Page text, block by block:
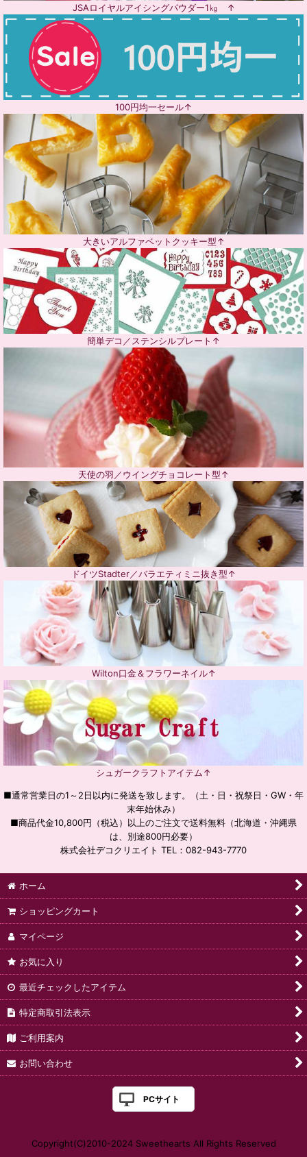
JSAロイヤルアイシングパウダー1㎏ ↑
100円均一セール↑
大きいアルファベットクッキー型↑
簡単デコ／ステンシルプレート↑
天使の羽／ウイングチョコレート型↑
ドイツStadter／バラエティミニ抜き型↑
Wilton口金＆フラワーネイル↑
シュガークラフトアイテム↑
■通常営業日の1～2日以内に発送を致します。（土・日・祝祭日・GW・年
末年始休み）
■商品代金10,800円（税込）以上のご注文で送料無料（北海道・沖縄県
は、別途800円必要）
株式会社デコクリエイト TEL：082-943-7770
ホーム
ショッピングカート
マイページ
お気に入り
最近チェックしたアイテム
特定商取引法表示
ご利用案内
お問い合わせ
PCサイト
Copyright(C)2010-2024 Sweethearts All Rights Reserved